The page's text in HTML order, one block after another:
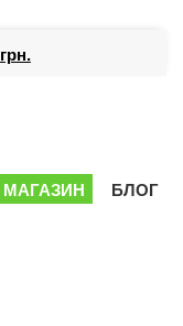
МАГАЗИН БЛОГ